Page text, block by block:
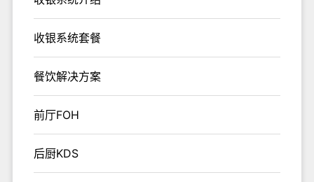
收银系统套餐
餐饮解决方案
前厅FOH
后厨KDS